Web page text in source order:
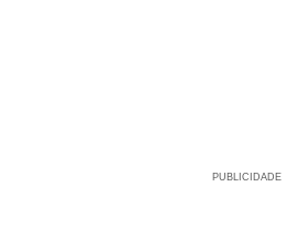
PUBLICIDADE